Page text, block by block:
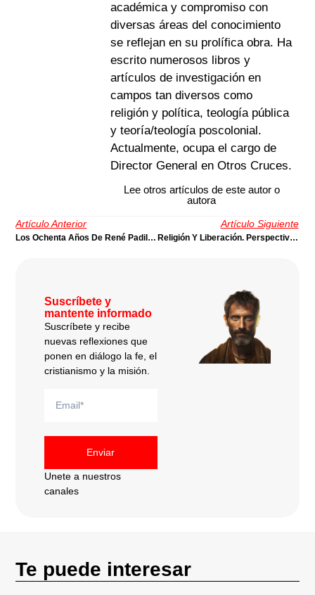
académica y compromiso con
diversas áreas del conocimiento
se reflejan en su prolífica obra. Ha
escrito numerosos libros y
artículos de investigación en
campos tan diversos como
religión y política, teología pública
y teoría/teología poscolonial.
Actualmente, ocupa el cargo de
Director General en Otros Cruces.
Lee otros artículos de este autor o
autora
Artículo Anterior
Los Ochenta Años De René Padilla | Por Samuel Escobar
Artículo Siguiente
Religión Y Liberación. Perspectivas (Primera Parte) | Por Ariel Corpus
Suscríbete y
mantente informado
Suscríbete y recibe
nuevas reflexiones que
ponen en diálogo la fe, el
cristianismo y la misión.
Enviar
Unete a nuestros
canales
Te puede interesar